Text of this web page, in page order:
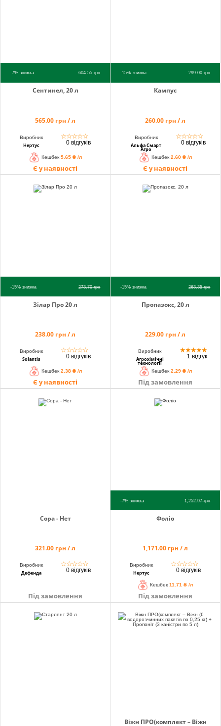
-7%знижка 604.55грн
Сентинел, 20 л
565.00 грн / л
Виробник
Нертус
☆☆☆☆☆
0 відгуків
Кешбек 5.65 ₴ /л
Є у наявності
-15%знижка 299.00грн
Кампус
260.00 грн / л
Виробник
Альфа Смарт
Агро
☆☆☆☆☆
0 відгуків
Кешбек 2.60 ₴ /л
Є у наявності
-15%знижка 273.70грн
Зілар Про 20 л
238.00 грн / л
Виробник
Solantis
☆☆☆☆☆
0 відгуків
Кешбек 2.38 ₴ /л
Є у наявності
-15%знижка 263.35грн
Пропазокс, 20 л
229.00 грн / л
Виробник
Агрохімічні
технології
★★★★★
1 відгук
Кешбек 2.29 ₴ /л
Під замовлення
Сора - Нет
321.00 грн / л
Виробник
Дефенда
☆☆☆☆☆
0 відгуків
Під замовлення
-7%знижка 1,252.97грн
Фоліо
1,171.00 грн / л
Виробник
Нертус
☆☆☆☆☆
0 відгуків
Кешбек 11.71 ₴ /л
Під замовлення
Віжн ПРО(комплект – Віжн